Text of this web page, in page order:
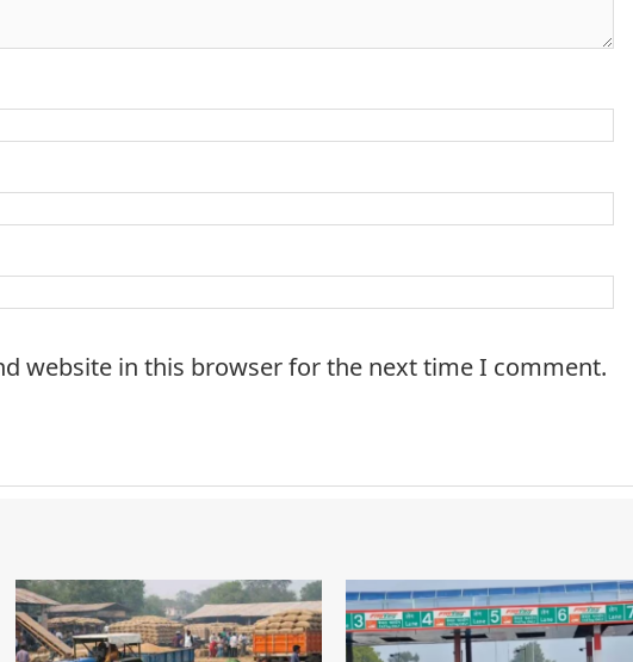
website in this browser for the next time I comment.